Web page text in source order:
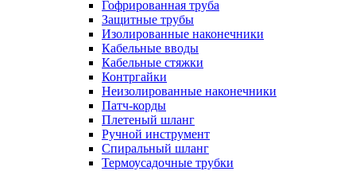
Гофрированная труба
Защитные трубы
Изолированные наконечники
Кабельные вводы
Кабельные стяжки
Контргайки
Неизолированные наконечники
Патч-корды
Плетеный шланг
Ручной инструмент
Спиральный шланг
Термоусадочные трубки